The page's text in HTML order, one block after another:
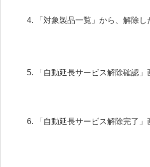
「対象製品一覧」から、解除
「自動延長サービス解除確認
「自動延長サービス解除完了